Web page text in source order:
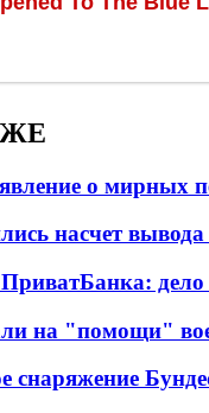
о мирных
насчет вывода
на "помощи"